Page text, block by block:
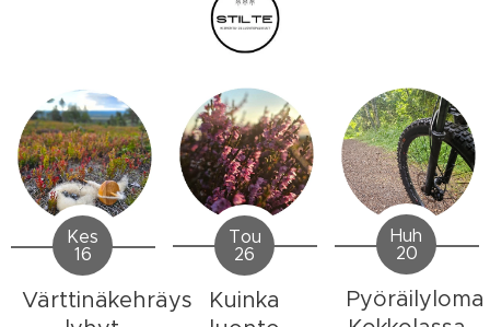
Kes
16
Värttinäkehräys
Tou
26
Kuinka
Huh
20
Pyöräilyloma